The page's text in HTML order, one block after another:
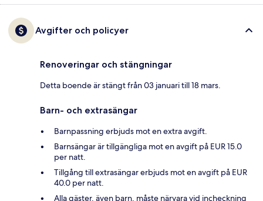
Avgifter och policyer
Renoveringar och stängningar
Detta boende är stängt från 03 januari till 18 mars.
Barn- och extrasängar
Barnpassning erbjuds mot en extra avgift.
Barnsängar är tillgängliga mot en avgift på EUR 15.0
per natt.
Tillgång till extrasängar erbjuds mot en avgift på EUR
40.0 per natt.
Alla gäster, även barn, måste närvara vid incheckning